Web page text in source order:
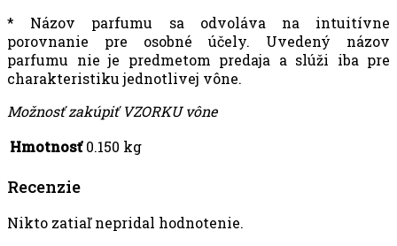
* Názov parfumu sa odvoláva na intuitívne
porovnanie pre osobné účely. Uvedený názov
parfumu nie je predmetom predaja a slúži iba pre
charakteristiku jednotlivej vône.
Možnosť zakúpiť VZORKU vône
Hmotnosť 0.150 kg
Recenzie
Nikto zatiaľ nepridal hodnotenie.